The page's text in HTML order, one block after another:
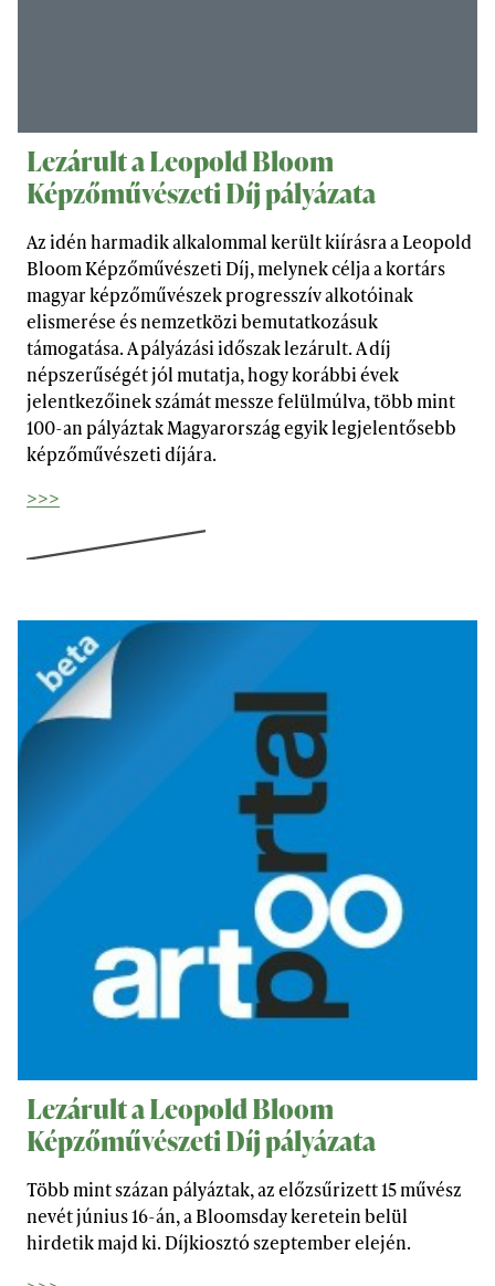
Lezárult a Leopold Bloom
Képzőművészeti Díj pályázata
Az idén harmadik alkalommal került kiírásra a Leopold
Bloom Képzőművészeti Díj, melynek célja a kortárs
magyar képzőművészek progresszív alkotóinak
elismerése és nemzetközi bemutatkozásuk
támogatása. A pályázási időszak lezárult. A díj
népszerűségét jól mutatja, hogy korábbi évek
jelentkezőinek számát messze felülmúlva, több mint
100-an pályáztak Magyarország egyik legjelentősebb
képzőművészeti díjára.
>>>
Lezárult a Leopold Bloom
Képzőművészeti Díj pályázata
Több mint százan pályáztak, az előzsűrizett 15 művész
nevét június 16-án, a Bloomsday keretein belül
hirdetik majd ki. Díjkiosztó szeptember elején.